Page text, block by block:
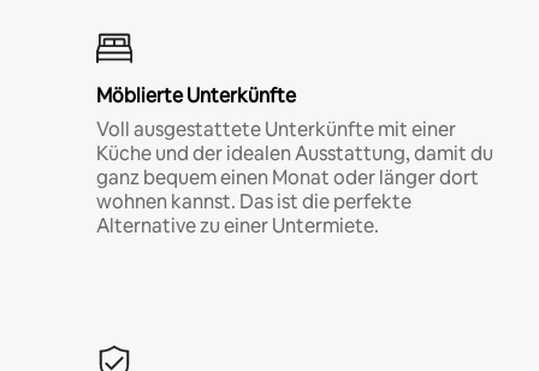
Möblierte Unterkünfte
Voll ausgestattete Unterkünfte mit einer
Küche und der idealen Ausstattung, damit du
ganz bequem einen Monat oder länger dort
wohnen kannst. Das ist die perfekte
Alternative zu einer Untermiete.